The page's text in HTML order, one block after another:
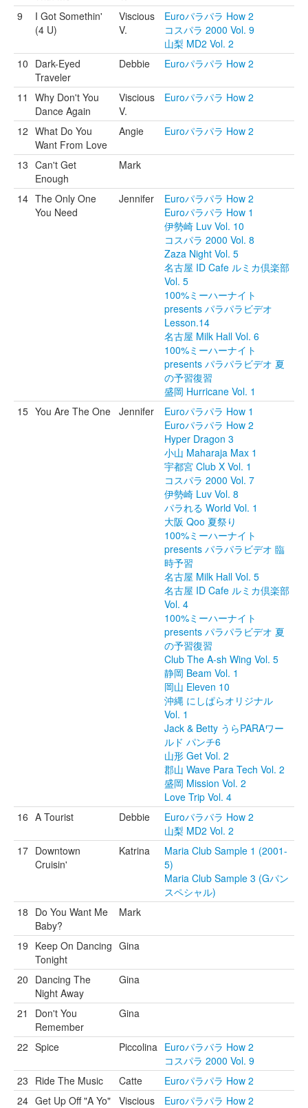
9
I Got Somethin'
(4 U)
Viscious
V.
Euroパラパラ How 2
コスパラ 2000 Vol. 9
山梨 MD2 Vol. 2
10 Dark-Eyed
Traveler
Debbie Euroパラパラ How 2
11
Why Don't You
Dance Again
Viscious
V.
Euroパラパラ How 2
12 What Do You
Want From Love
Angie Euroパラパラ How 2
13 Can't Get
Enough
Mark
14 The Only One
You Need
Jennifer
Euroパラパラ How 2
Euroパラパラ How 1
伊勢崎 Luv Vol. 10
コスパラ 2000 Vol. 8
Zaza Night Vol. 5
名古屋 ID Cafe ルミカ倶楽部
Vol. 5
100%ミーハーナイト
presents パラパラビデオ
Lesson.14
名古屋 Milk Hall Vol. 6
100%ミーハーナイト
presents パラパラビデオ 夏
の予習復習
盛岡 Hurricane Vol. 1
15 You Are The One Jennifer
Euroパラパラ How 1
Euroパラパラ How 2
Hyper Dragon 3
小山 Maharaja Max 1
宇都宮 Club X Vol. 1
コスパラ 2000 Vol. 7
伊勢崎 Luv Vol. 8
パラれる World Vol. 1
大阪 Qoo 夏祭り
100%ミーハーナイト
presents パラパラビデオ 臨
時予習
名古屋 Milk Hall Vol. 5
名古屋 ID Cafe ルミカ倶楽部
Vol. 4
100%ミーハーナイト
presents パラパラビデオ 夏
の予習復習
Club The A-sh Wing Vol. 5
静岡 Beam Vol. 1
岡山 Eleven 10
沖縄 にしぱらオリジナル
Vol. 1
Jack & Betty うらPARAワー
ルド パンチ6
山形 Get Vol. 2
郡山 Wave Para Tech Vol. 2
盛岡 Mission Vol. 2
Love Trip Vol. 4
16 A Tourist Debbie
Euroパラパラ How 2
山梨 MD2 Vol. 2
17 Downtown
Cruisin'
Katrina
Maria Club Sample 1 (2001-
5)
Maria Club Sample 3 (Gパン
スペシャル)
18 Do You Want Me
Baby?
Mark
19 Keep On Dancing
Tonight
Gina
20 Dancing The
Night Away
Gina
21
Don't You
Remember
Gina
22 Spice Piccolina Euroパラパラ How 2
コスパラ 2000 Vol. 9
23 Ride The Music Catte
Euroパラパラ How 2
24 Get Up Off "A Yo" Viscious
Euroパラパラ How 2